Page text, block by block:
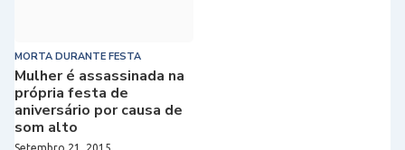
MORTA DURANTE FESTA
Mulher é assassinada na
própria festa de
aniversário por causa de
som alto
Setembro 21, 2015